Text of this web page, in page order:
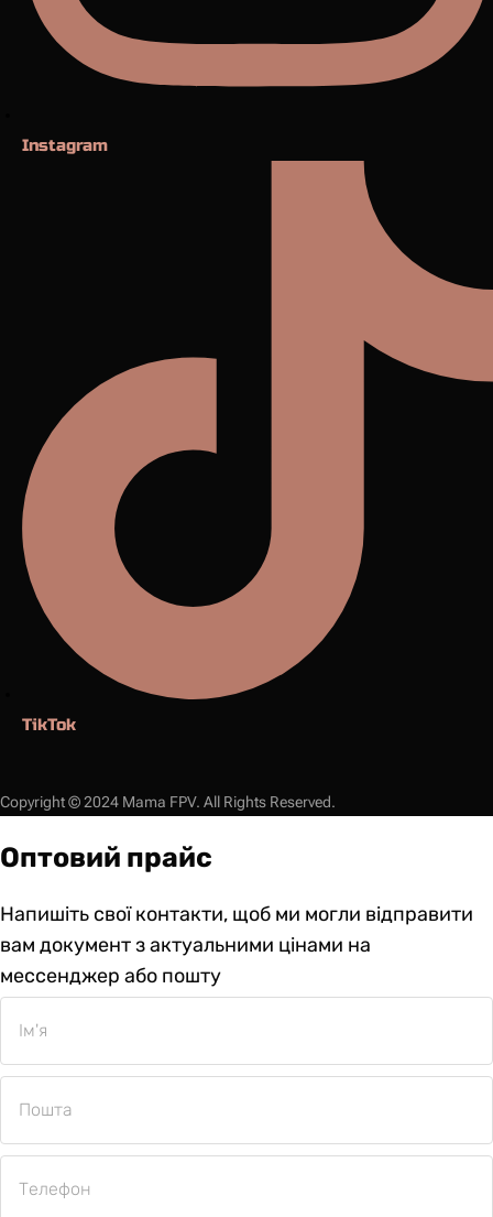
Instagram
TikTok
Copyright © 2024 Mama FPV. All Rights Reserved.
Оптовий прайс
Напишіть свої контакти, щоб ми могли відправити
вам документ з актуальними цінами на
мессенджер або пошту